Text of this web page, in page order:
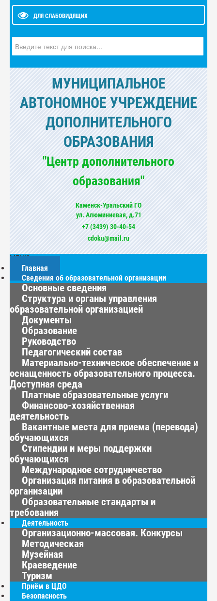
ДЛЯ СЛАБОВИДЯЩИХ
МУНИЦИПАЛЬНОЕ
АВТОНОМНОЕ УЧРЕЖДЕНИЕ
ДОПОЛНИТЕЛЬНОГО
ОБРАЗОВАНИЯ
"Центр дополнительного
образования"
Каменск-Уральский ГО
ул. Алюминиевая, д.71
+7 (3439) 30-40-54
cdoku@mail.ru
МЕНЮ
Главная
Сведения об образовательной организации
Основные сведения
Структура и органы управления
образовательной организацией
Документы
Образование
Руководство
Педагогический состав
Материально-техническое обеспечение и
оснащенность образовательного процесса.
Доступная среда
Платные образовательные услуги
Финансово-хозяйственная
деятельность
Вакантные места для приема (перевода)
обучающихся
Стипендии и меры поддержки
обучающихся
Международное сотрудничество
Организация питания в образовательной
организации
Образовательные стандарты и
требования
Деятельность
Организационно-массовая. Конкурсы
Методическая
Музейная
Краеведение
Туризм
Приём в ЦДО
Безопасность